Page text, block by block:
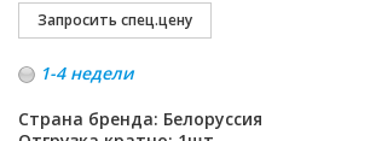
1-4 недели
Страна бренда: Белоруссия